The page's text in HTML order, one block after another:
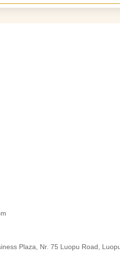
Plaza, Nr. 75 Luopu Road,